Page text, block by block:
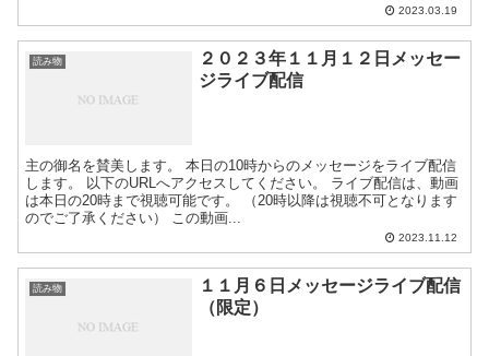
2023.03.19
読み物
２０２３年１１月１２日メッセー
ジライブ配信
主の御名を賛美します。 本日の10時からのメッセージをライブ配信
します。 以下のURLへアクセスしてください。 ライブ配信は、動画
は本日の20時まで視聴可能です。 （20時以降は視聴不可となります
のでご了承ください） この動画...
2023.11.12
読み物
１１月６日メッセージライブ配信
（限定）